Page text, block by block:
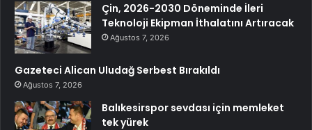
Çin, 2026-2030 Döneminde İleri
Teknoloji Ekipman İthalatını Artıracak
Ağustos 7, 2026
Gazeteci Alican Uludağ Serbest Bırakıldı
Ağustos 7, 2026
Balıkesirspor sevdası için memleket
tek yürek